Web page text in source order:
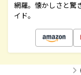
網羅。懐かしさと驚
イド。